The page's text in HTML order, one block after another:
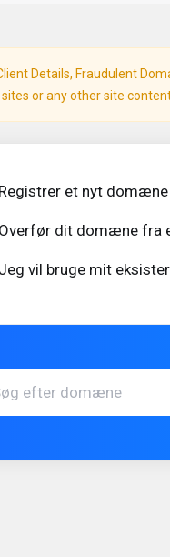
Details, Fraudulent
sites or any other site
Registrer et nyt domæne
Overfør dit domæne fra
Jeg vil bruge mit